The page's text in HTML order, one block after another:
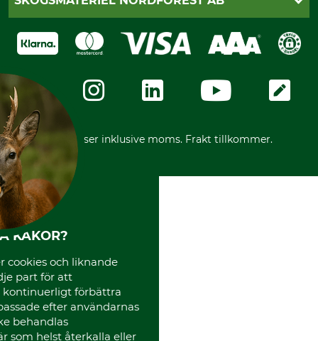
Dataskydd
Ångerrätt
Ångerrätt för din beställning
Reklamationer
Frakter
Swish
Om oss
GRUBE-Gruppen
Karriär
Vår personal
Varumärken
Mässor
Instagram TOS
Media
Code of Conduct
*Alla priser inklusive moms. Frakt tillkommer.
KAKOR?
cookies och liknande
part för att
kontinuerligt förbättra
efter användarnas
behandlas
som helst återkalla eller